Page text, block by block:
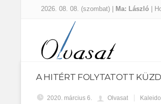
2026. 08. 08. (szombat) | Ma: László |
A HITÉRT FOLYTATOTT
2020. március 6. Olvasat